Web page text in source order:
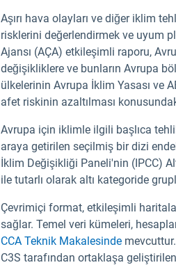
Aşırı hava olayları ve diğer iklim
risklerini değerlendirmek ve uyum
Ajansı (AÇA) etkileşimli raporu,
değişikliklere ve bunların Avrupa
ülkelerinin Avrupa İklim Yasası ve
afet riskinin azaltılması
Avrupa için iklimle ilgili başlıca
araya getirilen seçilmiş bir dizi
İklim Değişikliği Paneli'nin (IPCC)
ile tutarlı olarak altı kategoride
Çevrimiçi format, etkileşimli
sağlar. Temel veri kümeleri,
CCA Teknik Makalesinde
C3S tarafından ortaklaşa geliştirilen